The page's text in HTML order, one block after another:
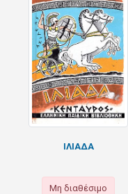
ΙΛΙΑΔΑ
Μη διαθέσιμο